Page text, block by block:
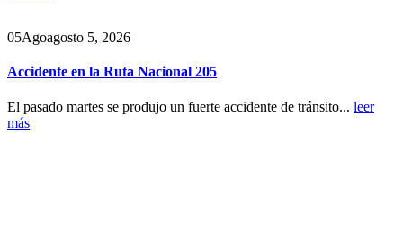
05Agoagosto 5, 2026
Accidente en la Ruta Nacional 205
El pasado martes se produjo un fuerte accidente de tránsito... leer
más